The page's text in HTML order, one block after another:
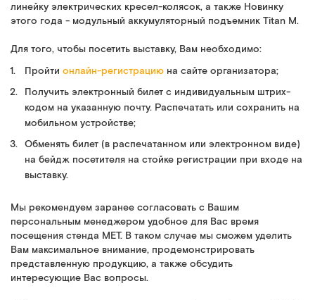
линейку электрических кресел-колясок, а также Новинку
этого года - модульный аккумуляторный подъемник Titan M.
Для того, чтобы посетить выставку, Вам необходимо:
Пройти онлайн-регистрацию на сайте организатора;
Получить электронный билет с индивидуальным штрих-
кодом на указанную почту. Распечатать или сохранить на
мобильном устройстве;
Обменять билет (в распечатанном или электронном виде)
на бейдж посетителя на стойке регистрации при входе на
выставку.
Мы рекомендуем заранее согласовать с Вашим
персональным менеджером удобное для Вас время
посещения стенда МЕТ. В таком случае мы сможем уделить
Вам максимальное внимание, продемонстрировать
представленную продукцию, а также обсудить
интересующие Вас вопросы.